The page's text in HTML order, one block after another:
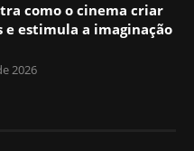
como o cinema criar
e estimula a imaginação
2026